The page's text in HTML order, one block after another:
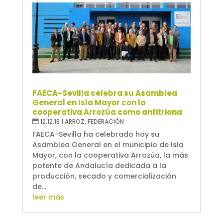
FAECA-Sevilla celebra su Asamblea
General en Isla Mayor con la
cooperativa Arrozúa como anfitriona
12.12.13 | ARROZ,FEDERACIÓN
FAECA-Sevilla ha celebrado hoy su
Asamblea General en el municipio de Isla
Mayor, con la cooperativa Arrozúa, la más
potente de Andalucía dedicada a la
producción, secado y comercialización
de...
leer más